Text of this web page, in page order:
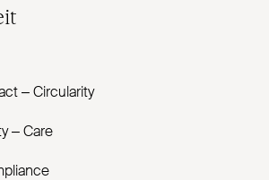
– Cir­cularity
– Care